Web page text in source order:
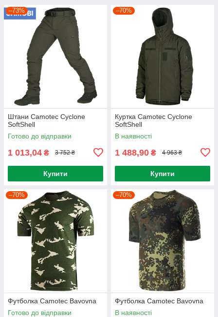
–73%
Штани Camotec Cyclone
SoftShell
Готово до відправки
1 013,04 ₴ 3 752 ₴
Купити
–70%
Куртка Camotec Cyclone
SoftShell
В наявності
1 488,90 ₴ 4 963 ₴
Купити
–70%
Футболка Camotec Bavovna
Готово до відправки
–70%
Футболка Camotec Bavovna
В наявності